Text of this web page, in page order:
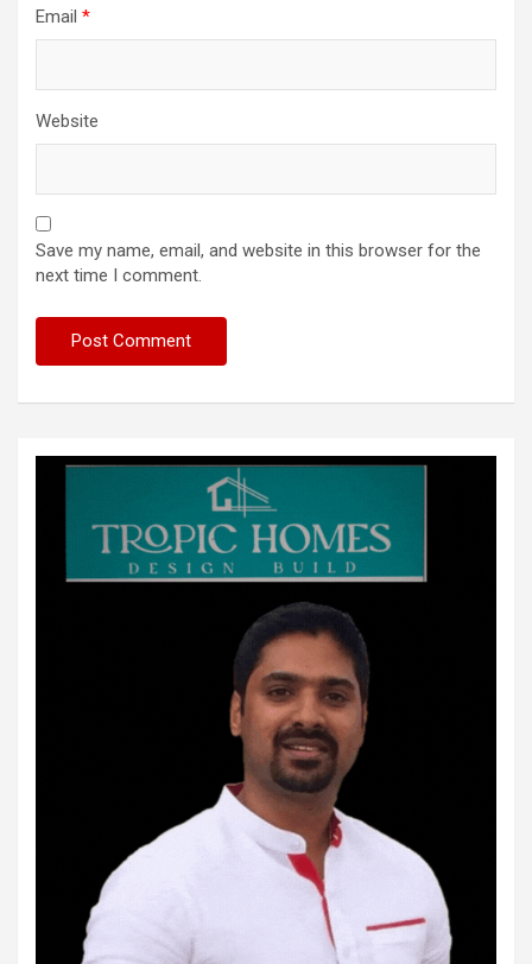
Email *
Website
Save my name, email, and website in this browser for the
next time I comment.